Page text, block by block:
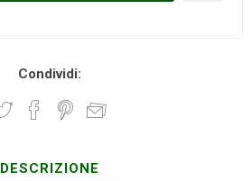
Condividi:
DESCRIZIONE